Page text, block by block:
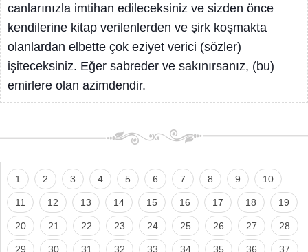
canlarınızla imtihan edileceksiniz ve sizden önce
kendilerine kitap verilenlerden ve şirk koşmakta
olanlardan elbette çok eziyet verici (sözler)
işiteceksiniz. Eğer sabreder ve sakınırsanız, (bu)
emirlere olan azimdendir.
1 2 3 4 5 6 7 8 9 10
11 12 13 14 15 16 17 18 19
20 21 22 23 24 25 26 27 28
29 30 31 32 33 34 35 36 37